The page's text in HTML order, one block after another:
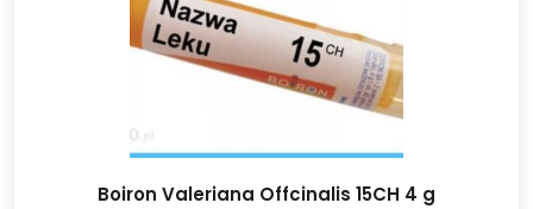
Boiron Valeriana Offcinalis 15CH 4 g